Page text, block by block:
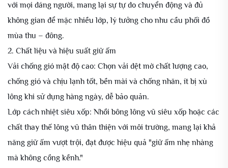
với mọi dáng người, mang lại sự tự do chuyển động và đủ
không gian để mặc nhiều lớp, lý tưởng cho nhu cầu phối đồ
mùa thu – đông.
2. Chất liệu và hiệu suất giữ ấm
Vải chống gió mật độ cao: Chọn vải dệt mờ chất lượng cao,
chống gió và chịu lạnh tốt, bền mài và chống nhăn, ít bị xù
lông khi sử dụng hàng ngày, dễ bảo quản.
Lớp cách nhiệt siêu xốp: Nhồi bông lông vũ siêu xốp hoặc các
chất thay thế lông vũ thân thiện với môi trường, mang lại khả
năng giữ ấm vượt trội, đạt được hiệu quả "giữ ấm nhẹ nhàng
mà không cồng kềnh."